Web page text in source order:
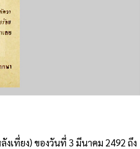
งเที่ยง) ของวันที่ 3 มีนาคม 2492 ถึง